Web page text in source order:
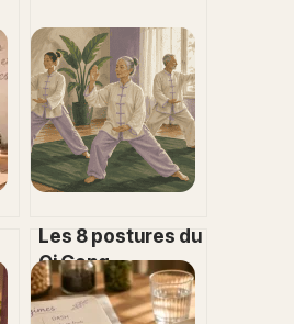
Les 8 postures du
Qi Gong
(Baduanjin) : guide
pratique pour